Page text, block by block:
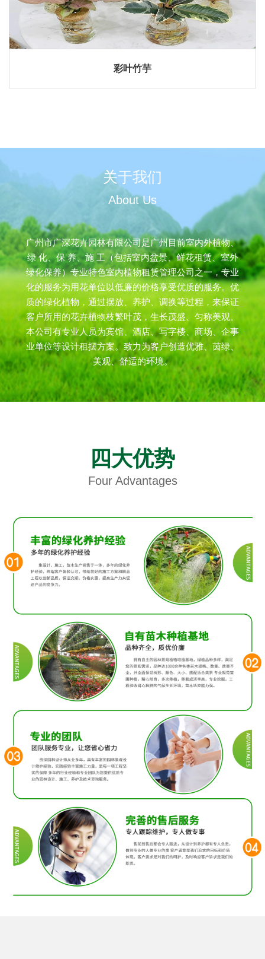
彩叶竹芋
关于我们
About Us
广州市广深花卉园林有限公司是广州目前室内外植物、
绿 化、保 养、施 工（包括室内盆景、鲜花租赁、室外
绿化保养）专业特色室内植物租赁管理公司之一，专业
化的服务为用花单位以低廉的价格享受优质的服务。优
质的绿化植物，通过摆放、养护、调换等过程，来保证
客户所用的花卉植物枝繁叶茂，生长茂盛、匀称美观。
本公司有专业人员为宾馆、酒店、写字楼、商场、企事
业单位等设计租摆方案。致力为客户创造优雅、茵绿、
美观、舒适的环境。
四大优势
Four Advantages